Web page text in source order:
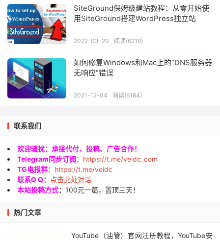
SiteGround保姆级建站教程：从零开始使
用SiteGround搭建WordPress独立站
2022-03-20 阅读(6218)
如何修复Windows和Mac上的“DNS服务器
无响应”错误
2021-12-04 阅读(6184)
联系我们
欢迎骚扰：承接代付、投稿、广告合作！
Telegram同步订阅： https://t.me/veidc_com
TG电报群： https://t.me/veidc
联系Q Q：
点击此处对话
本站投稿方式： 100元一篇，置顶三天！
热门文章
YouTube（油管）官网注册教程，YouTube安